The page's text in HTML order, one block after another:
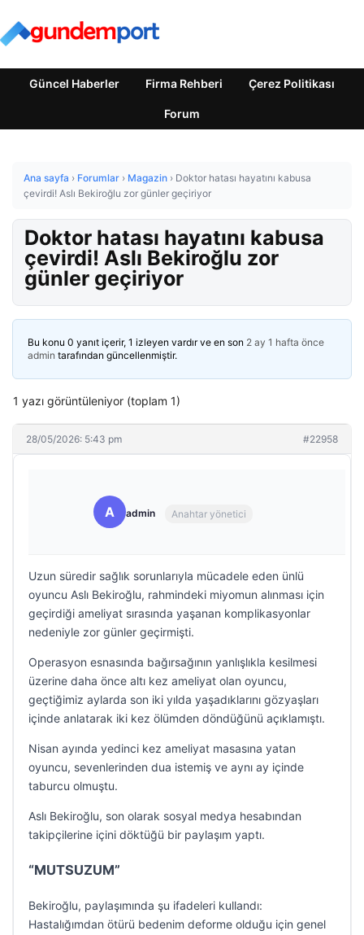
Güncel Haberler Firma Rehberi Çerez Politikası
Forum
Ana sayfa › Forumlar › Magazin › Doktor hatası hayatını kabusa
çevirdi! Aslı Bekiroğlu zor günler geçiriyor
Doktor hatası hayatını kabusa
çevirdi! Aslı Bekiroğlu zor
günler geçiriyor
Bu konu 0 yanıt içerir, 1 izleyen vardır ve en son 2 ay 1 hafta önce
admin tarafından güncellenmiştir.
1 yazı görüntüleniyor (toplam 1)
28/05/2026: 5:43 pm #22958
A admin Anahtar yönetici
Uzun süredir sağlık sorunlarıyla mücadele eden ünlü
oyuncu Aslı Bekiroğlu, rahmindeki miyomun alınması için
geçirdiği ameliyat sırasında yaşanan komplikasyonlar
nedeniyle zor günler geçirmişti.
Operasyon esnasında bağırsağının yanlışlıkla kesilmesi
üzerine daha önce altı kez ameliyat olan oyuncu,
geçtiğimiz aylarda son iki yılda yaşadıklarını gözyaşları
içinde anlatarak iki kez ölümden döndüğünü açıklamıştı.
Nisan ayında yedinci kez ameliyat masasına yatan
oyuncu, sevenlerinden dua istemiş ve aynı ay içinde
taburcu olmuştu.
Aslı Bekiroğlu, son olarak sosyal medya hesabından
takipçilerine içini döktüğü bir paylaşım yaptı.
“MUTSUZUM”
Bekiroğlu, paylaşımında şu ifadeleri kullandı:
Hastalığımdan ötürü bedenim deforme olduğu için genel